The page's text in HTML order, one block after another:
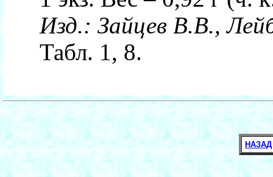
Изд.: Зайцев В.В.,
Табл. 1, 8.
НАЗАД